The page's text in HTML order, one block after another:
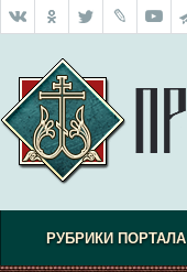
РУБРИКИ ПОРТАЛА